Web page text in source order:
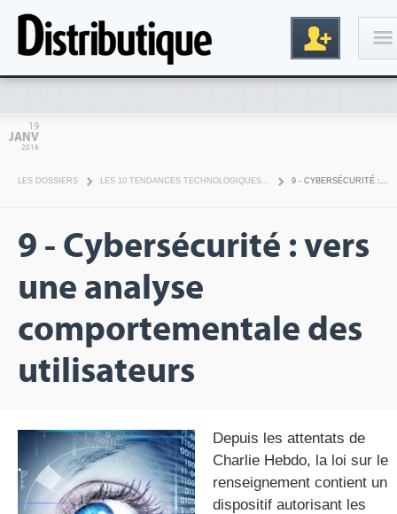
gratuite
19
JANV
2016
LES DOSSIERS LES 10 TENDANCES TECHNOLOGIQUES... 9 - CYBERSÉCURITÉ :...
9 - Cybersécurité : vers
une analyse
comportementale des
utilisateurs
Depuis les attentats de
Charlie Hebdo, la loi sur le
renseignement contient un
dispositif autorisant les